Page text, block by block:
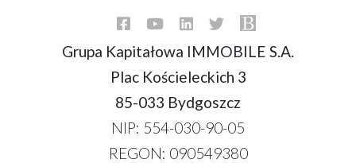
Grupa Kapitałowa IMMOBILE S.A.
Plac Kościeleckich 3
85-033 Bydgoszcz
NIP: 554-030-90-05
REGON: 090549380